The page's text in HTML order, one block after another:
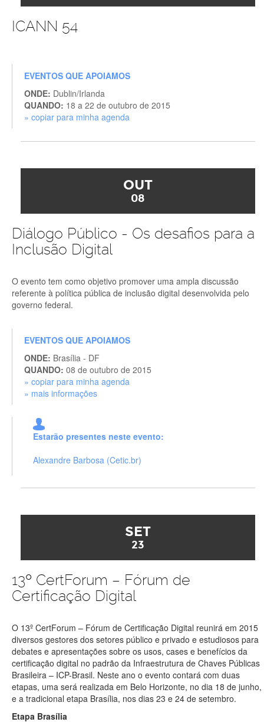
ICANN 54
EVENTOS QUE APOIAMOS
ONDE: Dublin/Irlanda
QUANDO: 18 a 22 de outubro de 2015
» copiar para minha agenda
OUT
08
Diálogo Público - Os desafios para a
Inclusão Digital
O evento tem como objetivo promover uma ampla discussão
referente à política pública de inclusão digital desenvolvida pelo
governo federal.
EVENTOS QUE APOIAMOS
ONDE: Brasília - DF
QUANDO: 08 de outubro de 2015
» copiar para minha agenda
» mais informações
Estarão presentes neste evento:
Alexandre Barbosa (Cetic.br)
SET
23
13º CertForum – Fórum de
Certificação Digital
O 13º CertForum – Fórum de Certificação Digital reunirá em 2015
diversos gestores dos setores público e privado e estudiosos para
debates e apresentações sobre os usos, cases e benefícios da
certificação digital no padrão da Infraestrutura de Chaves Públicas
Brasileira – ICP-Brasil. Neste ano o evento contará com duas
etapas, uma será realizada em Belo Horizonte, no dia 18 de junho,
e a tradicional etapa Brasília, nos dias 23 e 24 de setembro.
Etapa Brasília